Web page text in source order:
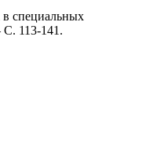
в специальных
113-141.